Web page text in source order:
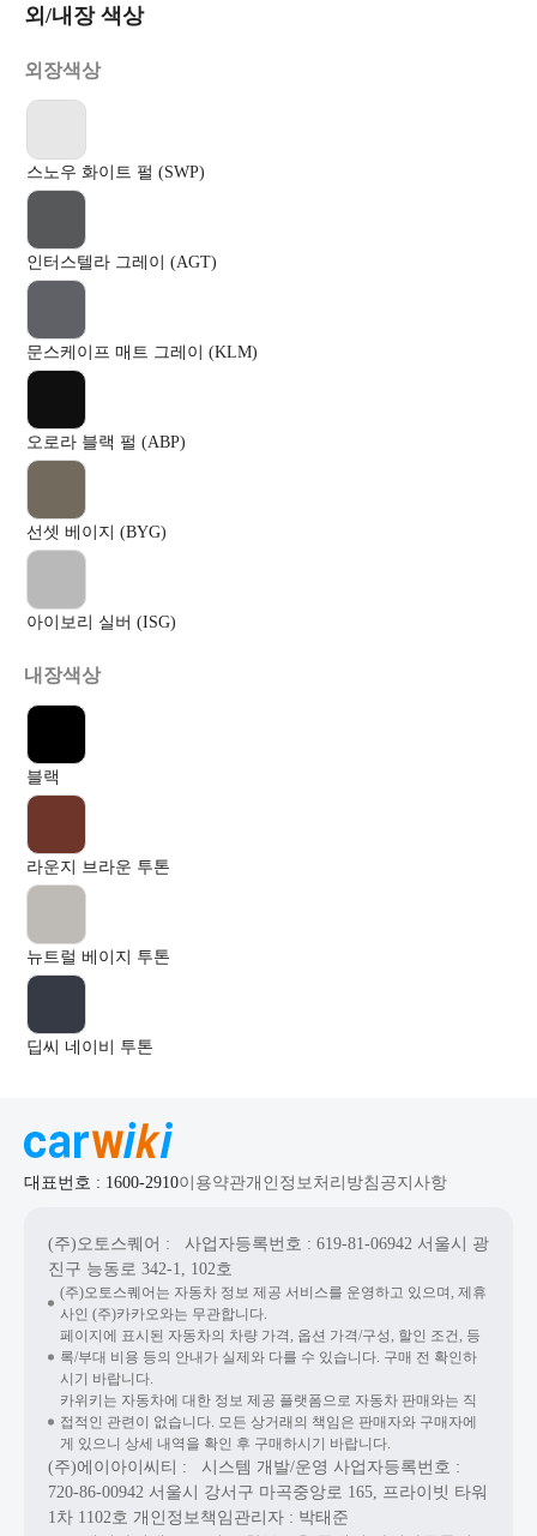
외/내장 색상
외장색상
스노우 화이트 펄 (SWP)
인터스텔라 그레이 (AGT)
문스케이프 매트 그레이 (KLM)
오로라 블랙 펄 (ABP)
선셋 베이지 (BYG)
아이보리 실버 (ISG)
내장색상
블랙
라운지 브라운 투톤
뉴트럴 베이지 투톤
딥씨 네이비 투톤
대표번호 : 1600-2910이용약관개인정보처리방침 공지사항
(주)오토스퀘어 : 사업자등록번호 : 619-81-06942 서울시 광
진구 능동로 342-1, 102호
(주)오토스퀘어는 자동차 정보 제공 서비스를 운영하고 있으며, 제휴
사인 (주)카카오와는 무관합니다.
페이지에 표시된 자동차의 차량 가격, 옵션 가격/구성, 할인 조건, 등
록/부대 비용 등의 안내가 실제와 다를 수 있습니다. 구매 전 확인하
시기 바랍니다.
카위키는 자동차에 대한 정보 제공 플랫폼으로 자동차 판매와는 직
접적인 관련이 없습니다. 모든 상거래의 책임은 판매자와 구매자에
게 있으니 상세 내역을 확인 후 구매하시기 바랍니다.
(주)에이아이씨티 : 시스템 개발/운영 사업자등록번호 :
720-86-00942 서울시 강서구 마곡중앙로 165, 프라이빗 타워
1차 1102호 개인정보책임관리자 : 박태준